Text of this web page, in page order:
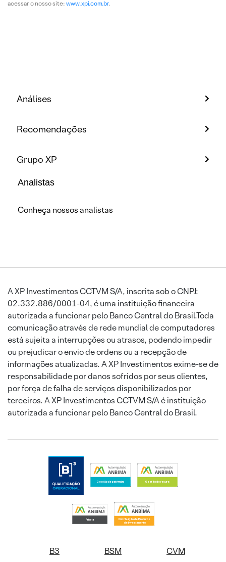
acessar o nosso site: www.xpi.com.br.
Análises
Recomendações
Grupo XP
Analistas
Conheça nossos analistas
A XP Investimentos CCTVM S/A, inscrita sob o CNPJ:
02.332.886/0001-04, é uma instituição financeira
autorizada a funcionar pelo Banco Central do Brasil.Toda
comunicação através de rede mundial de computadores
está sujeita a interrupções ou atrasos, podendo impedir
ou prejudicar o envio de ordens ou a recepção de
informações atualizadas. A XP Investimentos exime-se de
responsabilidade por danos sofridos por seus clientes,
por força de falha de serviços disponibilizados por
terceiros. A XP Investimentos CCTVM S/A é instituição
autorizada a funcionar pelo Banco Central do Brasil.
B3 BSM CVM